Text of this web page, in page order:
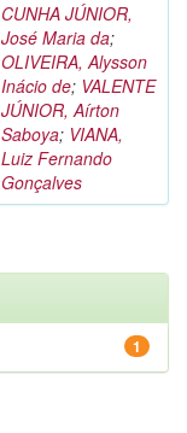
CUNHA JÚNIOR,
José Maria da;
OLIVEIRA, Alysson
Inácio de; VALENTE
JÚNIOR, Aírton
Saboya; VIANA,
Luiz Fernando
Gonçalves
1